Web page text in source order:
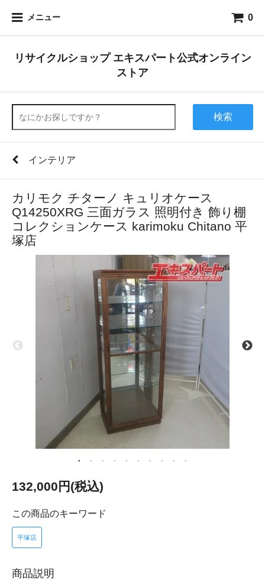
メニュー 0
リサイクルショップ エキスパート公式オンライン
ストア
検索
インテリア
カリモク チターノ キュリオケース
Q14250XRG 三面ガラス 照明付き 飾り棚
コレクションケース karimoku Chitano 平
塚店
132,000円(税込)
この商品のキーワード
平塚店
商品説明